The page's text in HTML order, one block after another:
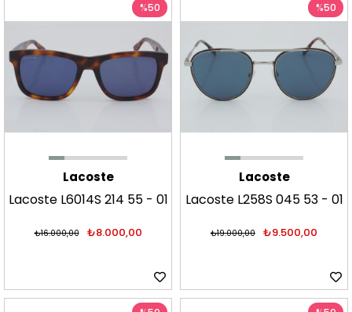
Lacoste
Lacoste L6014S 214 55 - 01
Güneş Gözlüğü
₺8.000,00
₺16.000,00
%50
Lacoste
Lacoste L258S 045 53 - 01
Güneş Gözlüğü
₺9.500,00
₺19.000,00
%50